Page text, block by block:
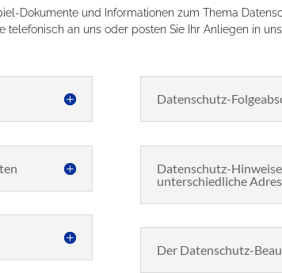
Dokumente und Informationen zum Thema
telefonisch an uns oder posten Sie Ihr Anliegen in
Datenschutz-
Datenschutz-Hinweise,
unterschiedliche
Der Datenschutz-